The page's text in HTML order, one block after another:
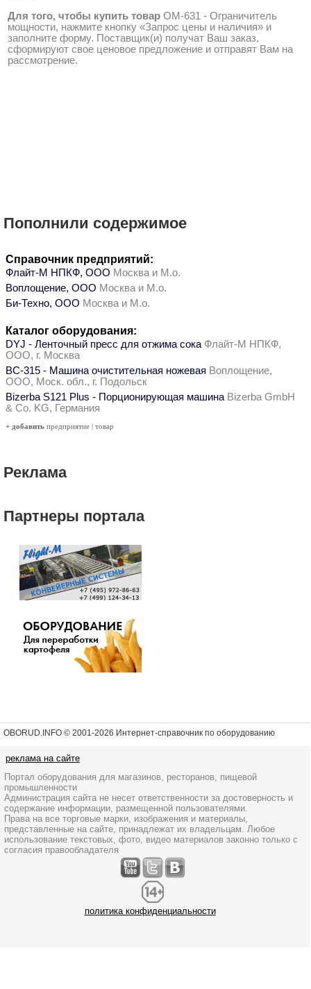
Для того, чтобы купить товар ОМ-631 - Ограничитель
мощности, нажмите кнопку «Запрос цены и наличия» и
заполните форму. Поставщик(и) получат Ваш заказ,
сформируют свое ценовое предложение и отправят Вам на
рассмотрение.
Пополнили содержимое
Справочник предприятий:
Флайт-М НПКФ, ООО Москва и М.о.
Воплощение, ООО Москва и М.о.
Би-Техно, ООО Москва и М.о.
Каталог оборудования:
DYJ - Ленточный пресс для отжима сока Флайт-М НПКФ,
ООО, г. Москва
ВС-315 - Машина очистительная ножевая Воплощение,
ООО, Моск. обл., г. Подольск
Bizerba S121 Plus - Порционирующая машина Bizerba GmbH
& Co. KG, Германия
+ добавить предприятие | товар
Реклама
Партнеры портала
OBORUD.INFO © 2001-2026 Интернет-справочник по оборудованию
реклама на сайте
Портал оборудования для магазинов, ресторанов, пищевой
промышленности
Администрация сайта не несет ответственности за достоверность и
содержание информации, размещенной пользователями.
Права на все торговые марки, изображения и материалы,
представленные на сайте, принадлежат их владельцам. Любое
использование текстовых, фото, видео материалов законно только с
согласия правообладателя
политика конфиденциальности